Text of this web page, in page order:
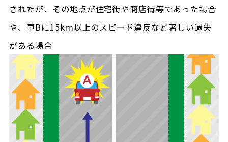
されたが、その地点が住宅街や商店街等であった場合
や、車Bに15kｍ以上のスピード違反など著しい過失
がある場合